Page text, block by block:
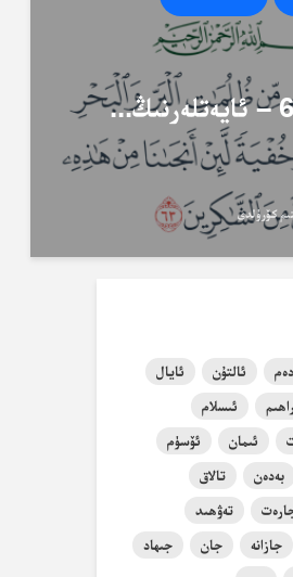
ئالتۇن
ئايال
ئىسلام
ئىمان
ئۆسۈم
بەدەن
تالاق
تەۋھىد
جازانە جان
جىھاد